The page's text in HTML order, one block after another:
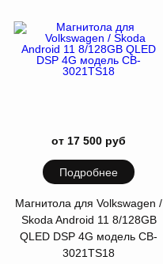
от 17 500 руб
Подробнее
Магнитола для Volkswagen /
Skoda Android 11 8/128GB
QLED DSP 4G модель СB-
3021TS18